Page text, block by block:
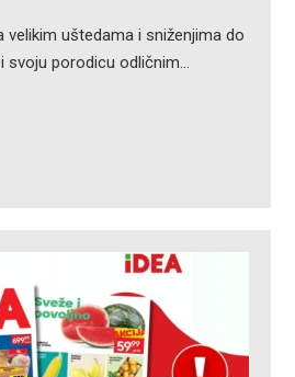
velikim uštedama i sniženjima do
svoju porodicu odličnim…